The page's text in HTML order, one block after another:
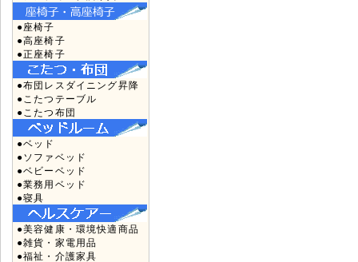
●座椅子
●高座椅子
●正座椅子
●布団レスダイニング昇降
●こたつテーブル
●こたつ布団
●ベッド
●ソファベッド
●ベビーベッド
●業務用ベッド
●寝具
●美容健康・環境快適商品
●雑貨・家電用品
●福祉・介護家具